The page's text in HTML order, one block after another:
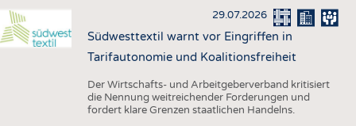
29.07.2026
Südwesttextil warnt vor Eingriffen in
Tarifautonomie und Koalitionsfreiheit
Der Wirtschafts- und Arbeitgeberverband kritisiert
die Nennung weitreichender Forderungen und
fordert klare Grenzen staatlichen Handelns.